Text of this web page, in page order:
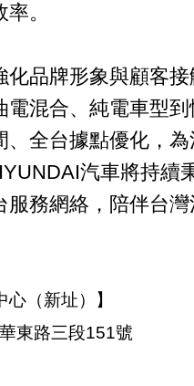
。
化品牌形象與顧客
電混合、純電車型
、全台據點優化，
汽車將持續
服務網絡，陪伴台
（新址）】
東路三段151號